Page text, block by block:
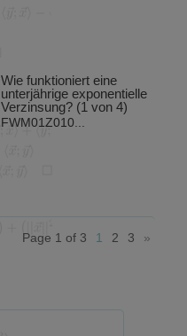
Wie funktioniert eine
unterjährige exponentielle
Verzinsung? (1 von 4)
FWM01Z010...
Page 1 of 3 1 2 3 »